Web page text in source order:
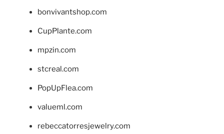
bonvivantshop.com
CupPlante.com
mpzin.com
stcreal.com
PopUpFlea.com
valueml.com
rebeccatorresjewelry.com